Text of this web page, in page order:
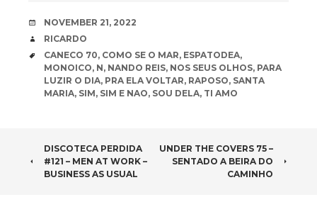
DATE
NOVEMBER 21, 2022
AUTHOR
RICARDO
TAGS
CANECO 70, COMO SE O MAR, ESPATODEA,
MONOICO, N, NANDO REIS, NOS SEUS OLHOS, PARA
LUZIR O DIA, PRA ELA VOLTAR, RAPOSO, SANTA
MARIA, SIM, SIM E NAO, SOU DELA, TI AMO
POST
NAVIGATION
DISCOTECA PERDIDA
#121 – MEN AT WORK –
BUSINESS AS USUAL
UNDER THE COVERS 75 –
SENTADO A BEIRA DO
CAMINHO